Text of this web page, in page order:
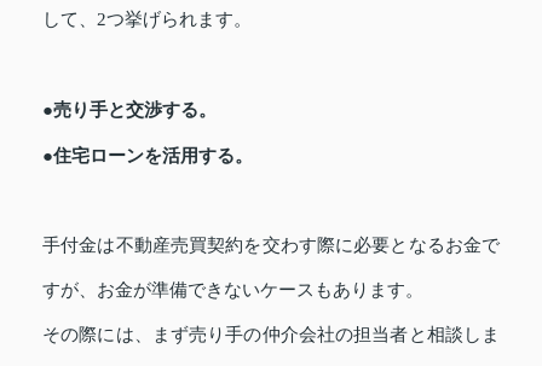
して、2つ挙げられます。
●売り手と交渉する。
●住宅ローンを活用する。
手付金は不動産売買契約を交わす際に必要となるお金で
すが、お金が準備できないケースもあります。
その際には、まず売り手の仲介会社の担当者と相談しま